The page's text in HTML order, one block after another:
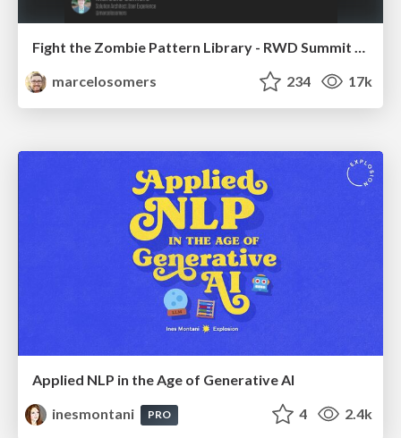
Fight the Zombie Pattern Library - RWD Summit 2016
marcelosomers
234 17k
Applied NLP in the Age of Generative AI
inesmontani
PRO 4 2.4k